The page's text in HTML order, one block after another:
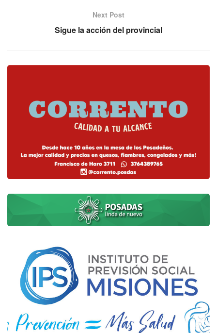
Next Post
Sigue la acción del provincial